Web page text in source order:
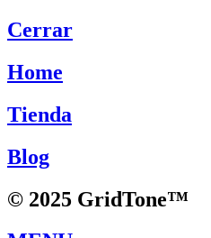
Cerrar
Home
Tienda
Blog
© 2025 GridTone™